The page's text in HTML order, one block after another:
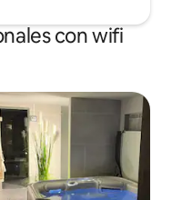
con wifi